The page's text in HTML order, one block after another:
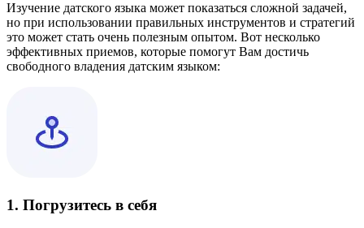
Изучение датского языка может показаться сложной задачей,
но при использовании правильных инструментов и стратегий
это может стать очень полезным опытом. Вот несколько
эффективных приемов, которые помогут Вам достичь
свободного владения датским языком:
1. Погрузитесь в себя